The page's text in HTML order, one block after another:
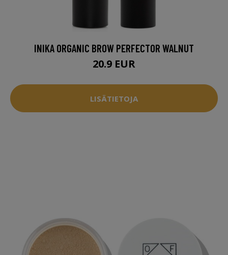
INIKA ORGANIC BROW PERFECTOR WALNUT
20.9 EUR
LISÄTIETOJA